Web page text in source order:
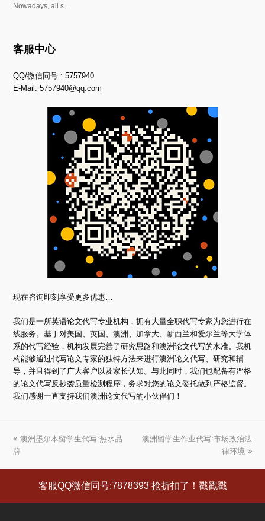
Nowadays, all s…
客服中心
QQ/微信同号 : 5757940
E-Mail:5757940@qq.com
现在咨询即刻享受更多优惠…
我们是一所英语论文代写专业机构，拥有大量全职代写专家为您进行在
线服务。基于对美国、英国、澳洲、加拿大、新西兰和爱尔兰等大学体
系的代写经验，机构发展完善了研究思路和澳洲论文代写的水准。我机
构能够通过代写论文专家的独特方法来进行澳洲论文代写、研究和辅
导，并且得到了广大客户以及家长认知。与此同时，我们也配备有严格
的论文代写反抄袭质量检测程序，务求对您的论文委托做到严格监督。
我们感谢一直支持我们澳洲论文代写的小伙伴们！
上
澳洲墨尔本留学生代写:热水品
牌
下
章:
澳洲留学生作业代写:市场政治法
律环境
客服QQ微信同号:7878393 抢折扣了！戳戳戳